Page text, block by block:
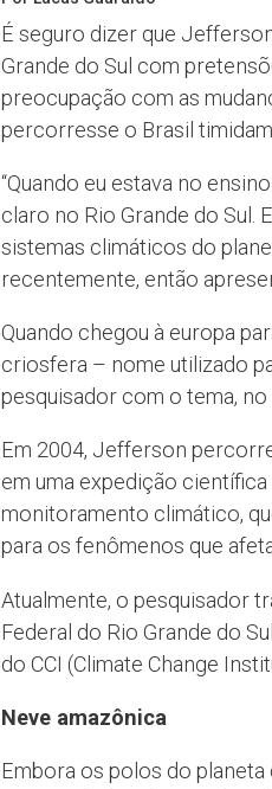
É seguro dizer que
Grande do Sul com
preocupação com as
percorresse o Brasil
“Quando eu estava no
claro no Rio Grande do Sul.
sistemas climáticos do
recentemente, então
Quando chegou à europa
criosfera – nome utilizado
pesquisador com o tema,
Em 2004, Jefferson
em uma expedição
monitoramento climático,
para os fenômenos que
Atualmente, o pesquisador
Federal do Rio Grande do
do CCI (Climate Change
Neve amazônica
Embora os polos do planeta